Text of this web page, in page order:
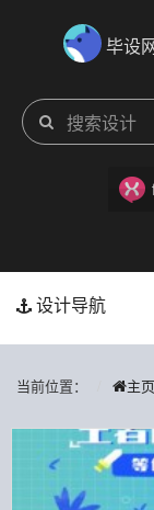
毕设
设计导航
当前位置： 主页